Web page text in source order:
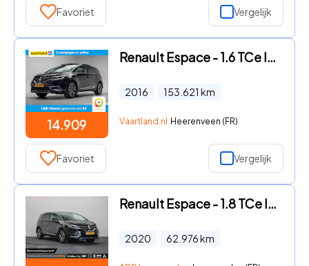
Favoriet Vergelijk
14.909
Renault Espace - 1.6 TCe Initiale Paris Aut. [ Panoramadak Head-up Bose Camer
2016 153.621 km
Vaartland.nl Heerenveen (FR)
Favoriet Vergelijk
Renault Espace - 1.8 TCe Initiale Paris 5p. | Automaat | Trekhaak | Climate C
2020 62.976km